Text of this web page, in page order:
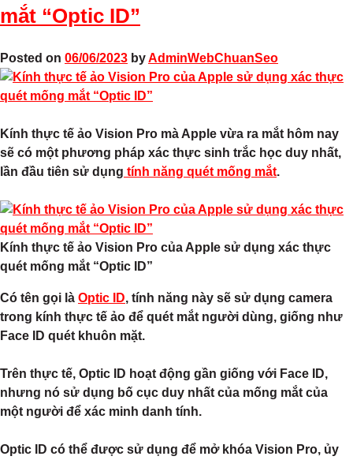
mắt “Optic ID”
Posted on 06/06/2023 byAdminWebChuanSeo
Kính thực tế ảo Vision Pro mà Apple vừa ra mắt hôm nay
sẽ có một phương pháp xác thực sinh trắc học duy nhất,
lần đầu tiên sử dụng tính năng quét mống mắt.
Kính thực tế ảo Vision Pro của Apple sử dụng xác thực
quét mống mắt “Optic ID”
Có tên gọi là Optic ID, tính năng này sẽ sử dụng camera
trong kính thực tế ảo để quét mắt người dùng, giống như
Face ID quét khuôn mặt.
Trên thực tế, Optic ID hoạt động gần giống với ‌Face ID‌,
nhưng nó sử dụng bố cục duy nhất của mống mắt của
một người để xác minh danh tính.
Optic ID có thể được sử dụng để mở khóa Vision Pro, ủy